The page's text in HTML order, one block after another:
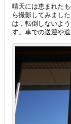
晴天には恵まれた
ら撮影してみまし
は，転倒しないよ
す。車での送迎や